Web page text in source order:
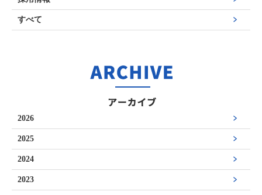
すべて
2026
2025
2024
2023